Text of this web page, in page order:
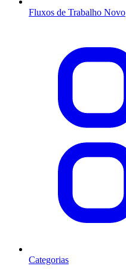
Fluxos de Trabalho Novo
Categorias